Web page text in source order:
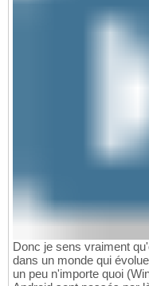
Donc je sens vraiment
dans un monde qui
un peu n'importe quoi